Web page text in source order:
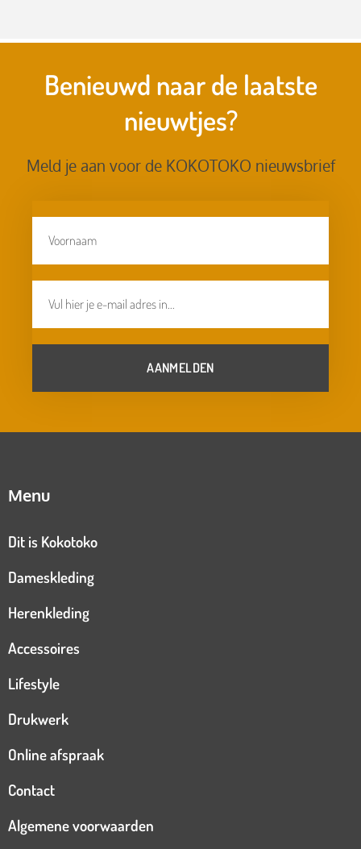
Benieuwd naar de laatste
nieuwtjes?
Meld je aan voor de KOKOTOKO nieuwsbrief
AANMELDEN
Menu
Dit is Kokotoko
Dameskleding
Herenkleding
Accessoires
Lifestyle
Drukwerk
Online afspraak
Contact
Algemene voorwaarden